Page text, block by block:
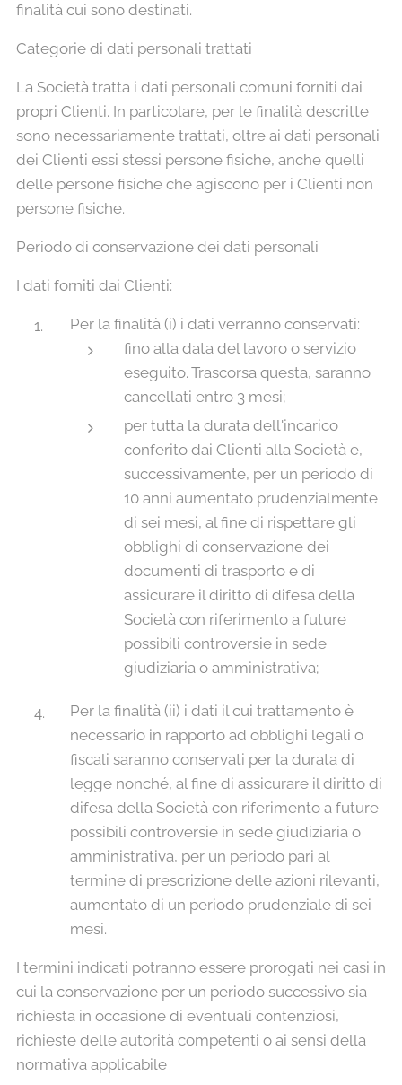
finalità cui sono destinati.
Categorie di dati personali trattati
La Società tratta i dati personali comuni forniti dai
propri Clienti. In particolare, per le finalità descritte
sono necessariamente trattati, oltre ai dati personali
dei Clienti essi stessi persone fisiche, anche quelli
delle persone fisiche che agiscono per i Clienti non
persone fisiche.
Periodo di conservazione dei dati personali
I dati forniti dai Clienti:
Per la finalità (i) i dati verranno conservati:
fino alla data del lavoro o servizio
eseguito. Trascorsa questa, saranno
cancellati entro 3 mesi;
per tutta la durata dell'incarico
conferito dai Clienti alla Società e,
successivamente, per un periodo di
10 anni aumentato prudenzialmente
di sei mesi, al fine di rispettare gli
obblighi di conservazione dei
documenti di trasporto e di
assicurare il diritto di difesa della
Società con riferimento a future
possibili controversie in sede
giudiziaria o amministrativa;
Per la finalità (ii) i dati il cui trattamento è
necessario in rapporto ad obblighi legali o
fiscali saranno conservati per la durata di
legge nonché, al fine di assicurare il diritto di
difesa della Società con riferimento a future
possibili controversie in sede giudiziaria o
amministrativa, per un periodo pari al
termine di prescrizione delle azioni rilevanti,
aumentato di un periodo prudenziale di sei
mesi.
I termini indicati potranno essere prorogati nei casi in
cui la conservazione per un periodo successivo sia
richiesta in occasione di eventuali contenziosi,
richieste delle autorità competenti o ai sensi della
normativa applicabile